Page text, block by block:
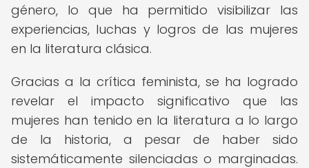
género, lo que ha permitido visibilizar las
experiencias, luchas y logros de las mujeres
en la literatura clásica.
Gracias a la crítica feminista, se ha logrado
revelar el impacto significativo que las
mujeres han tenido en la literatura a lo largo
de la historia, a pesar de haber sido
sistemáticamente silenciadas o marginadas.